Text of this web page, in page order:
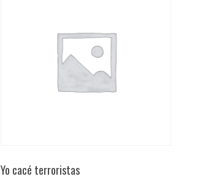
Yo cacé terroristas